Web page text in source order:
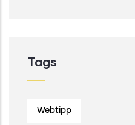
Tags
Webtipp